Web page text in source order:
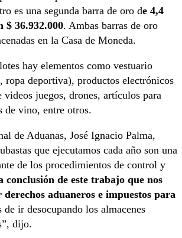
es una segunda barra de oro de 4,4
$ 36.932.000. Ambas barras de oro
en la Casa de Moneda.
hay elementos como vestuario
ropa deportiva), productos electrónicos
videos juegos, drones, artículos para
de vino, entre otros.
de Aduanas, José Ignacio Palma,
que ejecutamos cada año son una
de los procedimientos de control y
conclusión de este trabajo que nos
aduaneros e impuestos para
de ir desocupando los almacenes
dijo.